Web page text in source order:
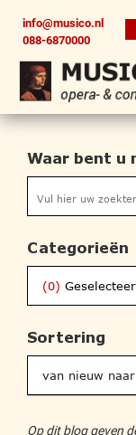
info@musico.nl
088-6870000
Waar bent u
Categorieën
(0)
Sortering
Op dit blog geven